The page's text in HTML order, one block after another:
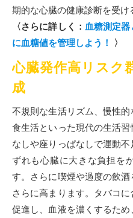
期的な心臓の健康診断を受け
〈さらに詳しく： 血糖測定
に血糖値を管理しよう！ 〉
心臓発作高リスク
成
不規則な生活リズム、慢性
食生活といった現代の生活
なしや座りっぱなしで運動
ずれも心臓に大きな負担を
す。さらに喫煙や過度の飲
さらに高まります。タバコ
促進し、血液を濃くするため